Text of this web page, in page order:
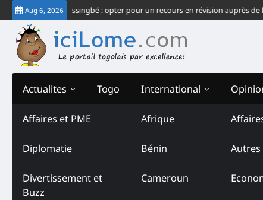
Skip
to
content
Aug 6, 2026
Gnassingbé : opter pour un recours en révision auprès de la CJ-
Actualites
Affaires et PME
Diplomatie
Divertissement et
Buzz
Togo International
Afrique
Bénin
Cameroun
Autres